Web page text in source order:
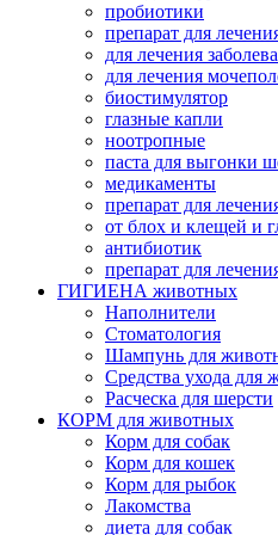
пробиотики
препарат для
для лечения
для лечения
биостимулятор
глазные капли
ноотропные
паста для выгонки
медикаменты
препарат для
от блох и клещей и
антибиотик
препарат для
ГИГИЕНА животных
Наполнители
Cтоматология
Шампунь для
Cредства ухода для
Расческа для шерсти
КОРМ для животных
Корм для собак
Корм для кошек
Корм для рыбок
Лакомства
диета для собак